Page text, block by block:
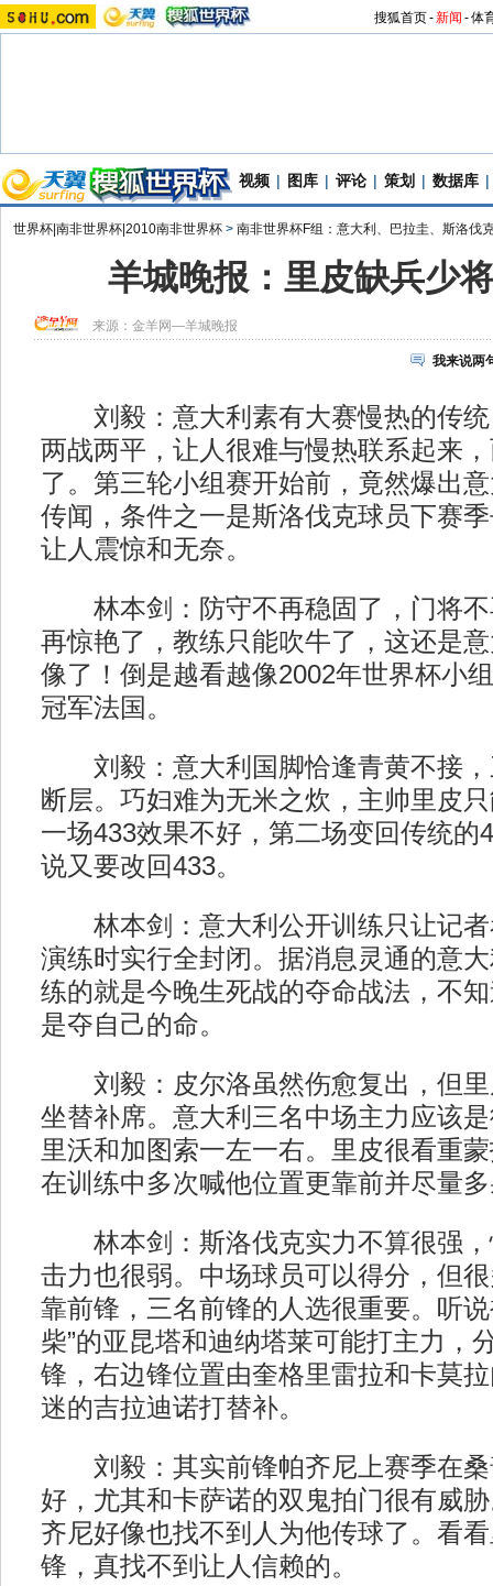
搜狐首页-新闻 -体
视频 | 图库 | 评论 | 策划 | 数据库 |
世界杯|南非世界杯|2010南非世界杯 > 南非世界杯F组：意大利、巴拉圭、斯洛伐
羊城晚报：里皮缺兵少
来源： 金羊网—羊城晚报
我来说两
刘毅：意大利素有大赛慢热的传统
两战两平，让人很难与慢热联系起来
了。第三轮小组赛开始前，竟然爆出
传闻，条件之一是斯洛伐克球员下赛
让人震惊和无奈。
林本剑：防守不再稳固了，门将不
再惊艳了，教练只能吹牛了，这还是
像了！倒是越看越像2002年世界杯小
冠军法国。
刘毅：意大利国脚恰逢青黄不接，
断层。巧妇难为无米之炊，主帅里皮
一场433效果不好，第二场变回传统的
说又要改回433。
林本剑：意大利公开训练只让记者
演练时实行全封闭。据消息灵通的意
练的就是今晚生死战的夺命战法，不
是夺自己的命。
刘毅：皮尔洛虽然伤愈复出，但里
坐替补席。意大利三名中场主力应该
里沃和加图索一左一右。里皮很看重
在训练中多次喊他位置更靠前并尽量
林本剑：斯洛伐克实力不算很强，
击力也很弱。中场球员可以得分，但
靠前锋，三名前锋的人选很重要。听
柴”的亚昆塔和迪纳塔莱可能打主力，
锋，右边锋位置由奎格里雷拉和卡莫
迷的吉拉迪诺打替补。
刘毅：其实前锋帕齐尼上赛季在桑
好，尤其和卡萨诺的双鬼拍门很有威
齐尼好像也找不到人为他传球了。看
锋，真找不到让人信赖的。